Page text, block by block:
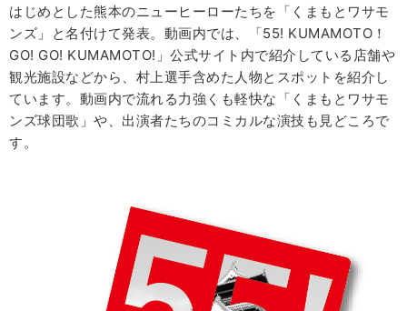
はじめとした熊本のニューヒーローたちを「くまもとワサモ
ンズ」と名付けて発表。動画内では、「55! KUMAMOTO！
GO! GO! KUMAMOTO!」公式サイト内で紹介している店舗や
観光施設などから、村上選手含めた人物とスポットを紹介し
ています。動画内で流れる力強くも軽快な「くまもとワサモ
ンズ球団歌」や、出演者たちのコミカルな演技も見どころで
す。